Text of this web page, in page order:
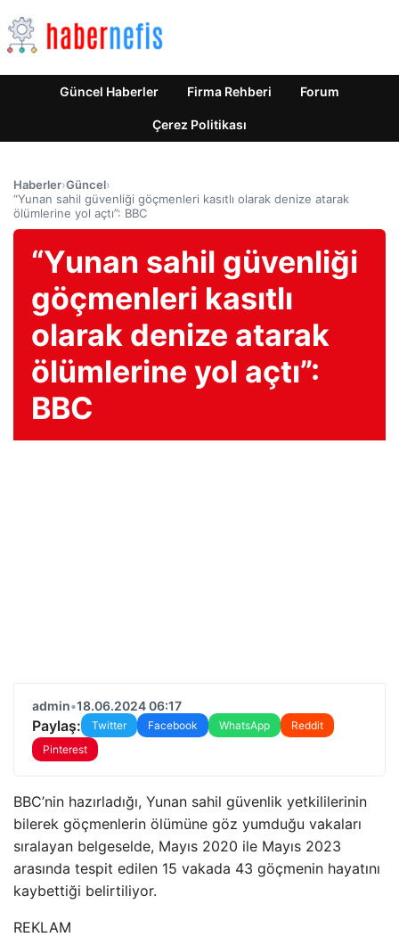
Güncel Haberler Firma Rehberi Forum
Çerez Politikası
Haberler›Güncel›
“Yunan sahil güvenliği göçmenleri kasıtlı olarak denize atarak
ölümlerine yol açtı”: BBC
“Yunan sahil güvenliği
göçmenleri kasıtlı
olarak denize atarak
ölümlerine yol açtı”:
BBC
admin•18.06.2024 06:17
Paylaş: Twitter Facebook WhatsApp
Reddit
Pinterest
BBC’nin hazırladığı, Yunan sahil güvenlik yetkililerinin
bilerek göçmenlerin ölümüne göz yumduğu vakaları
sıralayan belgeselde, Mayıs 2020 ile Mayıs 2023
arasında tespit edilen 15 vakada 43 göçmenin hayatını
kaybettiği belirtiliyor.
REKLAM